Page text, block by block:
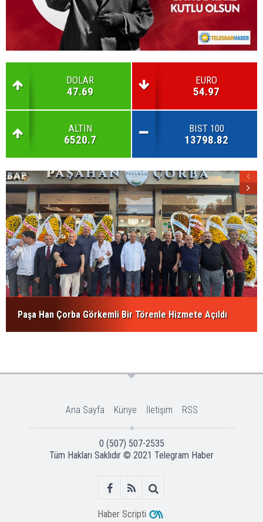
DOLAR
47.69
EURO
54.97
ALTIN
6520.7
BIST 100
13798.82
Paşa Han Çorba Görkemli Bir Törenle Hizmete Açıldı
Ana Sayfa Künye İletişim RSS
0 (507) 507-2535
Tüm Hakları Saklıdır © 2021 Telegram Haber
Haber Scripti